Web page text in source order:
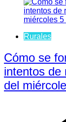
Rurales
Cómo se
intentos de
del